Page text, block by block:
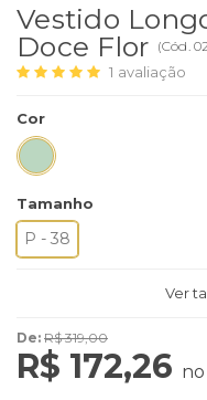
Vestido
Doce Flor (Cód.
1 avaliação
Cor
Tamanho
P - 38
Ver
De: R$ 319,00
R$ 172,26 no